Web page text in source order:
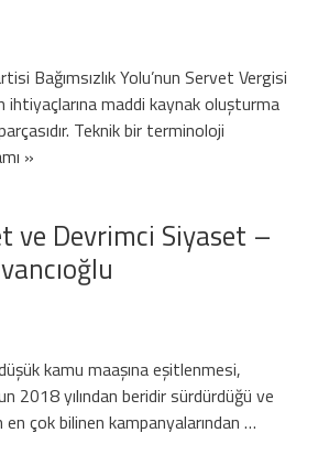
Bağımsızlık Yolu’nun Servet Vergisi
ihtiyaçlarına maddi kaynak oluşturma
Teknik bir terminoloji
»
ve Devrimci Siyaset –
kamu maaşına eşitlenmesi,
2018 yılından beridir sürdürdüğü ve
çok bilinen kampanyalarından …